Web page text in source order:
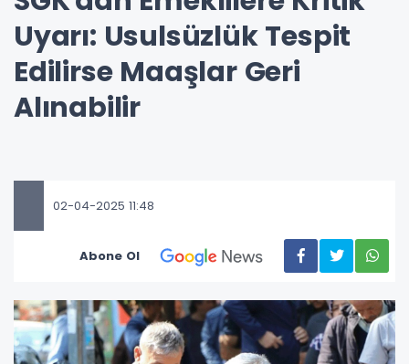
Uyarı: Usulsüzlük Tespit
Edilirse Maaşlar Geri
Alınabilir
02-04-2025 11:48
Abone Ol